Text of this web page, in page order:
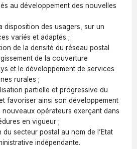
au développement des nouvelles
disposition des usagers, sur un
variés et adaptés ;
de la densité du réseau postal
de la couverture
et le développement de services
rurales ;
partielle et progressive du
favoriser ainsi son développement
nouveaux opérateurs exerçant dans
en vigueur ;
secteur postal au nom de l’Etat
indépendante.